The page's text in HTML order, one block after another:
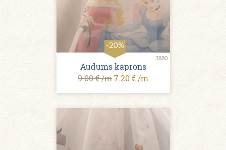
-20%
3880
Audums kaprons
9.00 € /m7.20 € /m